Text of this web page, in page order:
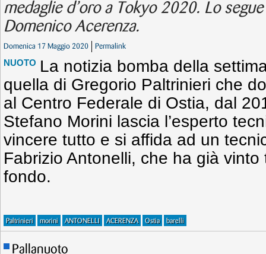
medaglie d’oro a Tokyo 2020. Lo
Domenico Acerenza.
Domenica 17 Maggio 2020 Permalink
NUOTO La notizia bomba della
quella di Gregorio Paltrinieri che
al Centro Federale di Ostia, dal
Stefano Morini lascia l’esperto
vincere tutto e si affida ad un
Fabrizio Antonelli, che ha già
fondo.
Paltrinieri morini ANTONELLI ACERENZA Ostia barelli
Pallanuoto